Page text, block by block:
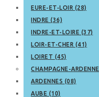
EURE-ET-LOIR (28)
INDRE (36)
INDRE-ET-LOIRE (37)
LOIR-ET-CHER (41)
LOIRET (45)
CHAMPAGNE-ARDENNE
ARDENNES (08)
AUBE (10)